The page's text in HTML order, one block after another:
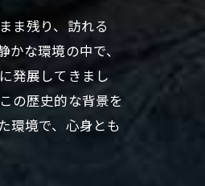
ま残り、訪れる
な環境の中で、
発展してきまし
の歴史的な背景を
環境で、心身とも